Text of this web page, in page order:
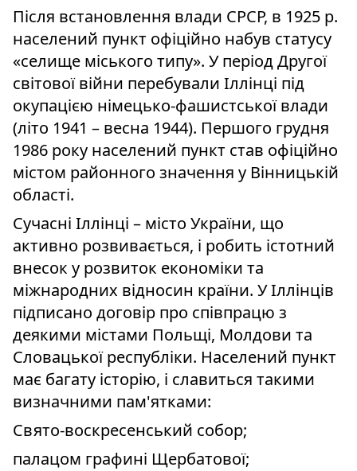
Після встановлення влади СРСР, в 1925 р.
населений пункт офіційно набув статусу
«селище міського типу». У період Другої
світової війни перебували Іллінці під
окупацією німецько-фашистської влади
(літо 1941 – весна 1944). Першого грудня
1986 року населений пункт став офіційно
містом районного значення у Вінницькій
області.
Сучасні Іллінці – місто України, що
активно розвивається, і робить істотний
внесок у розвиток економіки та
міжнародних відносин країни. У Іллінців
підписано договір про співпрацю з
деякими містами Польщі, Молдови та
Словацької республіки. Населений пункт
має багату історію, і славиться такими
визначними пам'ятками:
Свято-воскресенський собор;
палацом графині Щербатової;